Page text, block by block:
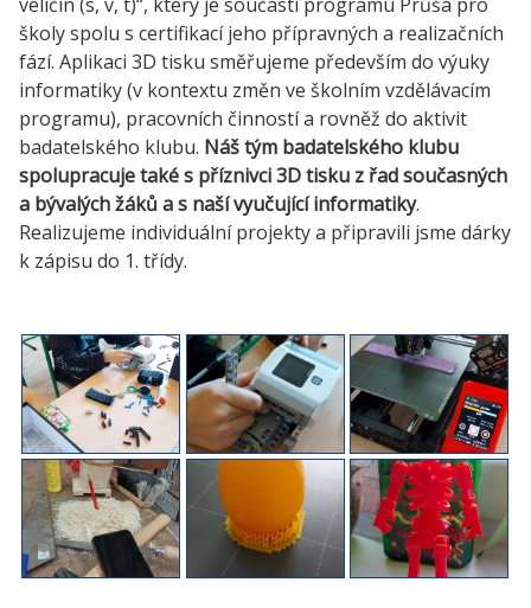
školy spolu s certifikací jeho přípravných a realizačních
fází. Aplikaci 3D tisku směřujeme především do výuky
informatiky (v kontextu změn ve školním vzdělávacím
programu), pracovních činností a rovněž do aktivit
badatelského klubu. Náš tým badatelského klubu
spolupracuje také s příznivci 3D tisku z řad současných
a bývalých žáků a s naší vyučující informatiky.
Realizujeme individuální projekty a připravili jsme dárky
k zápisu do 1. třídy.